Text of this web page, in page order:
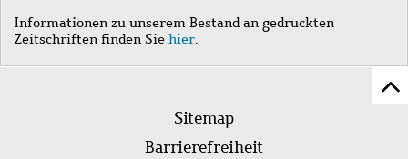
Informationen zu unserem Bestand an gedruckten
Zeitschriften finden Sie hier.
Fußleistenmenü
Sitemap
Barrierefreiheit